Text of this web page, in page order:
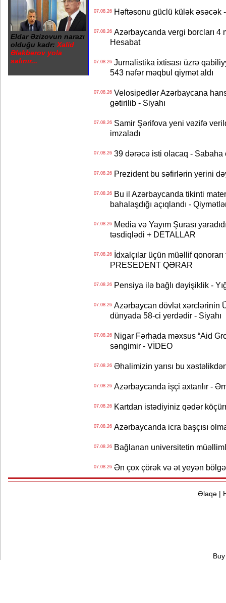
Eldar Əzizovun narazı
olduğu kadr: Xalid
Ələkbərov yola
salınır...
07.08.26Həftəsonu güclü külək əsəcək
07.08.26Azərbaycanda vergi borcları 4
Hesabat
07.08.26Jurnalistika ixtisası üzrə
543 nəfər məqbul qiymət aldı
07.08.26Velosipedlər Azərbaycana
gətirilib - Siyahı
07.08.26Samir Şərifova yeni vəzifə
imzaladı
07.08.2639 dərəcə isti olacaq - Sabaha
07.08.26Prezident bu səfirlərin yerini
07.08.26Bu il Azərbaycanda tikinti
bahalaşdığı açıqlandı -
07.08.26Media və Yayım Şurası
təsdiqlədi + DETALLAR
07.08.26İdxalçılar üçün müəllif
PRESEDENT QƏRAR
07.08.26Pensiya ilə bağlı dəyişiklik -
07.08.26Azərbaycan dövlət xərclərinin
dünyada 58-ci yerdədir - Siyahı
07.08.26Nigar Fərhada məxsus “Aid
səngimir - VİDEO
07.08.26Əhalimizin yarısı bu
07.08.26Azərbaycanda işçi axtarılır -
07.08.26Kartdan istədiyiniz qədər
07.08.26Azərbaycanda icra başçısı
07.08.26Bağlanan universitetin
07.08.26Ən çox çörək və ət yeyən
Əlaqə|